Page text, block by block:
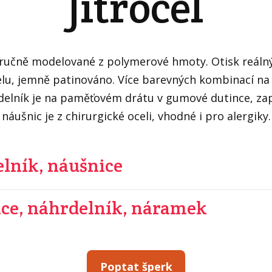
modelované z polymerové hmoty. Otisk
jemně patinováno. Více barevných kombinací na
je na paměťovém drátu v gumové dutince,
náušnic je z chirurgické oceli, vhodné i pro alergiky.
náušnice
náhrdelník, náramek
Poptat šperk